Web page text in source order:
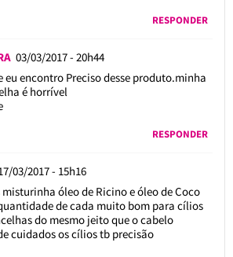
RESPONDER
03/03/2017 - 20h44
eu encontro Preciso desse produto.minha
é horrível
RESPONDER
03/2017 - 15h16
misturinha óleo de Ricino e óleo de Coco
de cada muito bom para cílios
do mesmo jeito que o cabelo
cuidados os cílios tb precisão